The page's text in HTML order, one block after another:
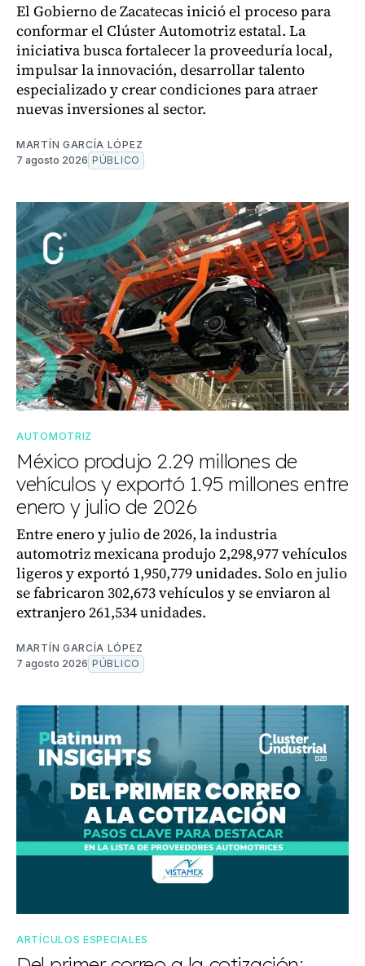
El Gobierno de Zacatecas inició el proceso para
conformar el Clúster Automotriz estatal. La
iniciativa busca fortalecer la proveeduría local,
impulsar la innovación, desarrollar talento
especializado y crear condiciones para atraer
nuevas inversiones al sector.
MARTÍN GARCÍA LÓPEZ
7 agosto 2026 PÚBLICO
AUTOMOTRIZ
México produjo 2.29 millones de
vehículos y exportó 1.95 millones entre
enero y julio de 2026
Entre enero y julio de 2026, la industria
automotriz mexicana produjo 2,298,977 vehículos
ligeros y exportó 1,950,779 unidades. Solo en julio
se fabricaron 302,673 vehículos y se enviaron al
extranjero 261,534 unidades.
MARTÍN GARCÍA LÓPEZ
7 agosto 2026 PÚBLICO
ARTÍCULOS ESPECIALES